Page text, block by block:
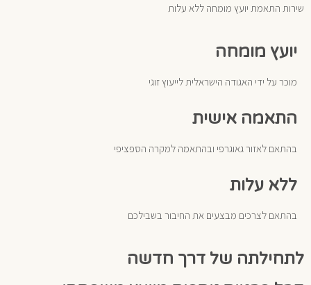
שירות התאמת יועץ מומחה ללא עלות
יועץ מומחה
מוכר על ידי האגודה הישראלית לייעוץ זוגי
התאמה אישית
בהתאם לאזור גאוגרפי ובהתאמה למקרה הספציפי
ללא עלות
בהתאם לצרכים מבצעים את החיבור בשבילכם
לתחילתה של דרך חדשה